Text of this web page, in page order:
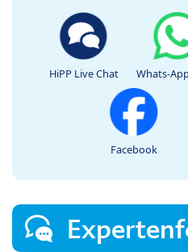
HiPP Live Chat Whats-
Facebook